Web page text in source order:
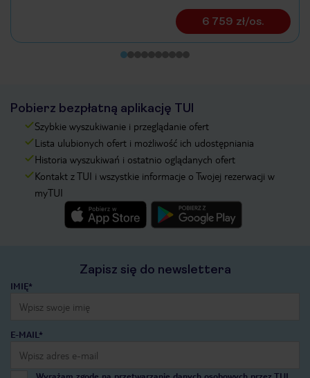
6 759 zł/os.
Pobierz bezpłatną aplikację TUI
Szybkie wyszukiwanie i przeglądanie ofert
Lista ulubionych ofert i możliwość ich udostępniania
Historia wyszukiwań i ostatnio oglądanych ofert
Kontakt z TUI i wszystkie informacje o Twojej rezerwacji w
myTUI
Zapisz się do newslettera
IMIĘ*
E-MAIL*